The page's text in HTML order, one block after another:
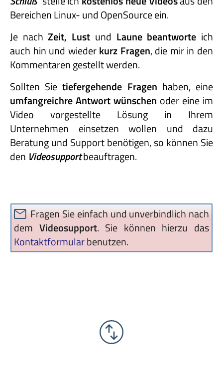
Bereichen Linux- und OpenSource ein.
Je nachZeit, Lust und Laune beantworte ich
auch hin und wiederkurz Fragen, die mir in den
Kommentaren gestellt werden.
Sollten Sietiefergehende Fragen haben, eine
umfangreichre Antwort wünschen oder eine im
Video vorgestellte Lösung in Ihrem
Unternehmen einsetzen wollen und dazu
Beratung und Support benötigen, so können Sie
den Videosupportbeauftragen.
Fragen Sie einfach und unverbindlich nach
dem Videosupport. Sie können hierzu das
Kontaktformularbenutzen.